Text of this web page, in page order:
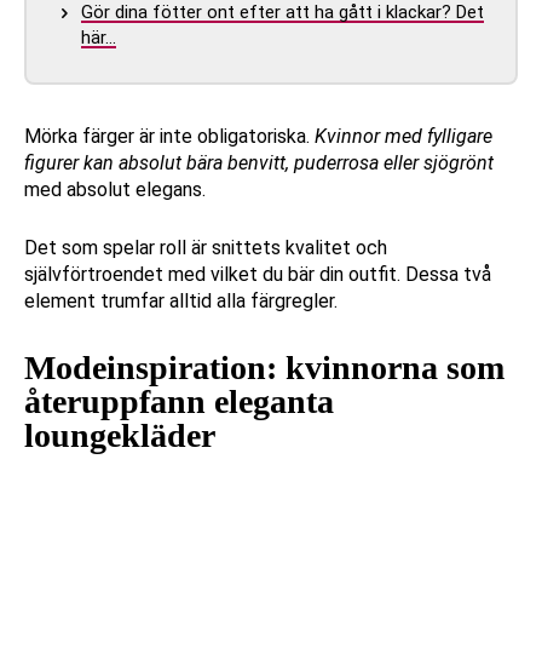
Gör dina fötter ont efter att ha gått i klackar? Det
här…
Mörka färger är inte obligatoriska. Kvinnor med fylligare
figurer kan absolut bära benvitt, puderrosa eller sjögrönt
med absolut elegans.
Det som spelar roll är snittets kvalitet och
självförtroendet med vilket du bär din outfit. Dessa två
element trumfar alltid alla färgregler.
Modeinspiration: kvinnorna som
återuppfann eleganta
loungekläder